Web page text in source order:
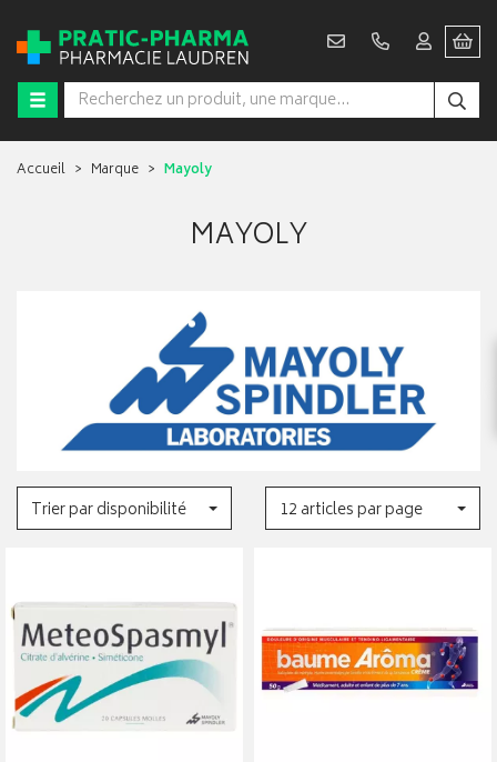
Accueil Marque Mayoly
MAYOLY
Trier par disponibilité 12 articles par page